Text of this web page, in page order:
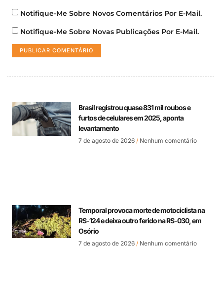
Notifique-Me Sobre Novos Comentários Por E-Mail.
Notifique-Me Sobre Novas Publicações Por E-Mail.
Brasil registrou quase 831 mil roubos e
furtos de celulares em 2025, aponta
levantamento
7 de agosto de 2026 Nenhum comentário
Temporal provoca morte de motociclista na
RS-124 e deixa outro ferido na RS-030, em
Osório
7 de agosto de 2026 Nenhum comentário